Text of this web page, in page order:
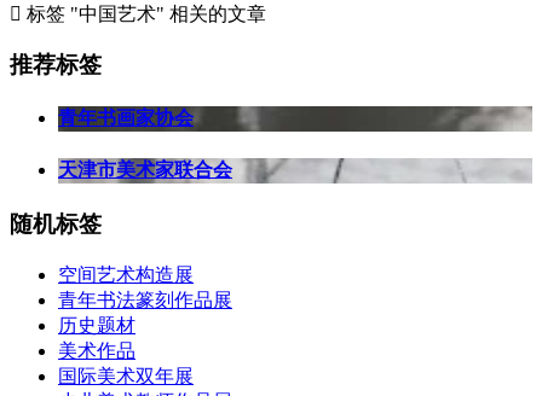
 标签 "中国艺术" 相关的文章
推荐标签
青年书画家协会
天津市美术家联合会
随机标签
空间艺术构造展
青年书法篆刻作品展
历史题材
美术作品
国际美术双年展